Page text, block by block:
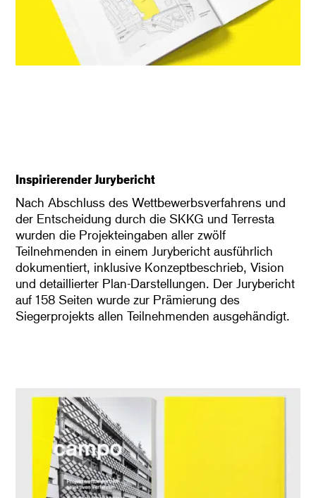
Inspirierender Jurybericht
Nach Abschluss des Wettbewerbsverfahrens und
der Entscheidung durch die SKKG und Terresta
wurden die Projekteingaben aller zwölf
Teilnehmenden in einem Jurybericht ausführlich
dokumentiert, inklusive Konzeptbeschrieb, Vision
und detaillierter Plan-Darstellungen. Der Jurybericht
auf 158 Seiten wurde zur Prämierung des
Siegerprojekts allen Teilnehmenden ausgehändigt.